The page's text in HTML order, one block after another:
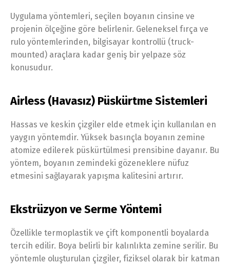
Uygulama yöntemleri, seçilen boyanın cinsine ve
projenin ölçeğine göre belirlenir. Geleneksel fırça ve
rulo yöntemlerinden, bilgisayar kontrollü (truck-
mounted) araçlara kadar geniş bir yelpaze söz
konusudur.
Airless (Havasız) Püskürtme Sistemleri
Hassas ve keskin çizgiler elde etmek için kullanılan en
yaygın yöntemdir. Yüksek basınçla boyanın zemine
atomize edilerek püskürtülmesi prensibine dayanır. Bu
yöntem, boyanın zemindeki gözeneklere nüfuz
etmesini sağlayarak yapışma kalitesini artırır.
Ekstrüzyon ve Serme Yöntemi
Özellikle termoplastik ve çift komponentli boyalarda
tercih edilir. Boya belirli bir kalınlıkta zemine serilir. Bu
yöntemle oluşturulan çizgiler, fiziksel olarak bir katman